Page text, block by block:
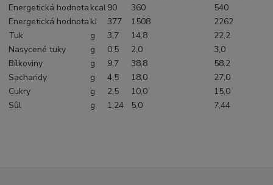
Energetická hodnota kcal90 360
540
Energetická hodnota kJ 377 1508
2262
Tuk
g 3,7 14,8
22,2
Nasycené tuky
g 0,5 2,0
3,0
Bílkoviny
g 9,7 38,8
58,2
Sacharidy
g 4,5 18,0
27,0
Cukry
g 2,5 10,0
15,0
Sůl
g 1,24 5,0 7,44